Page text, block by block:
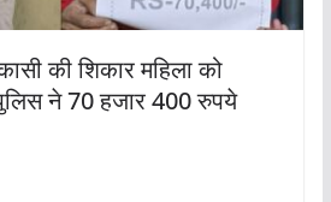
की शिकार महिला को
ने 70 हजार 400 रुपये